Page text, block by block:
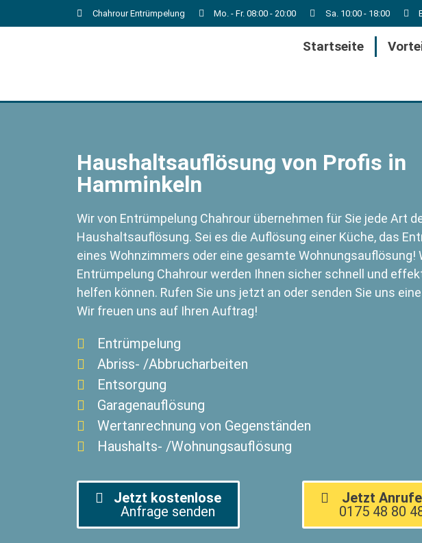
Chahrour Entrümpelung Mo. - Fr. 08:00 - 20:00 Sa. 10:00 - 18:00
Startseite
Haushaltsauflösung von Profis in
Hamminkeln
Wir von Entrümpelung Chahrour übernehmen für Sie jede Art
Haushaltsauflösung. Sei es die Auflösung einer Küche, das
eines Wohnzimmers oder eine gesamte Wohnungsauflösung!
Entrümpelung Chahrour werden Ihnen sicher schnell und
helfen können. Rufen Sie uns jetzt an oder senden Sie uns
Wir freuen uns auf Ihren Auftrag!
Entrümpelung
Abriss- /Abbrucharbeiten
Entsorgung
Garagenauflösung
Wertanrechnung von Gegenständen
Haushalts- /Wohnungsauflösung
Jetzt kostenlose
Anfrage senden
Jetzt
0175 48 80